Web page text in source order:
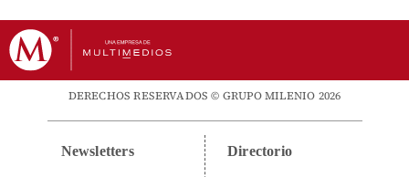
DERECHOS RESERVADOS © GRUPO MILENIO 2026
Newsletters Directorio